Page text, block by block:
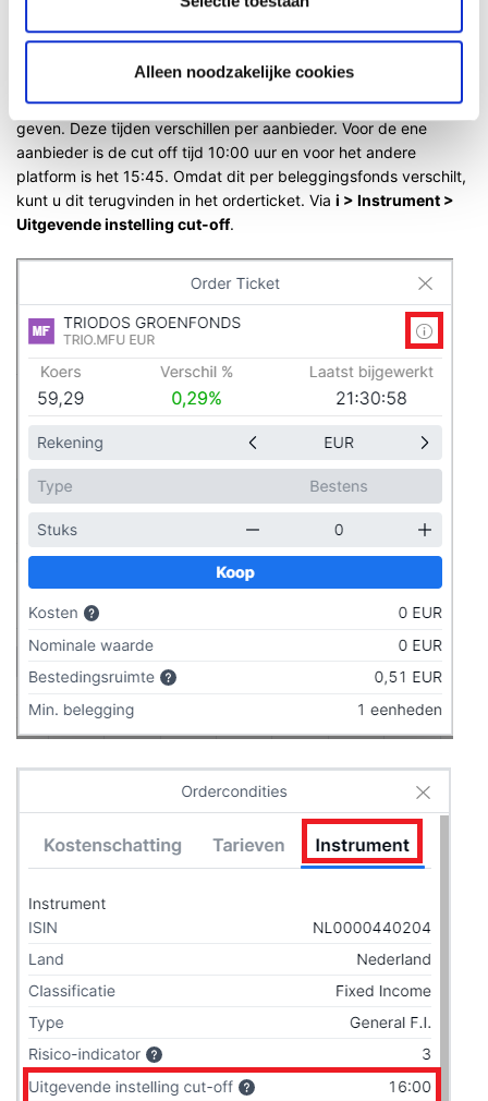
Alleen noodzakelijke cookies
notering gemaakt in beleggingsfondsen. Daarbij dient u ook uw
(bestens) order voor een bepaalde tijd (de cut off tijd) op te
geven. Deze tijden verschillen per aanbieder. Voor de ene
aanbieder is de cut off tijd 10:00 uur en voor het andere
platform is het 15:45. Omdat dit per beleggingsfonds verschilt,
kunt u dit terugvinden in het orderticket. Via i > Instrument >
Uitgevende instelling cut-off.